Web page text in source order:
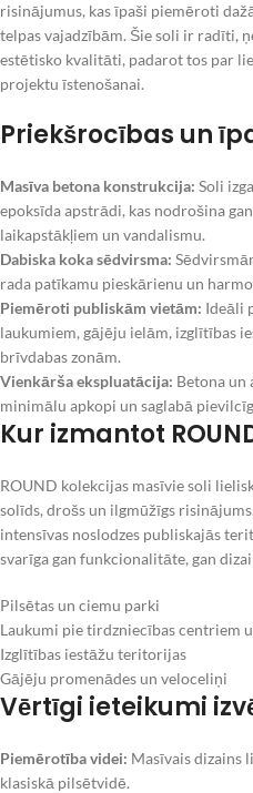
risinājumus, kas īpaši piemēroti
telpas vajadzībām. Šie soli ir radīti,
estētisko kvalitāti, padarot tos par
projektu īstenošanai.
Priekšrocības un
Masīva betona konstrukcija: Soli
epoksīda apstrādi, kas nodrošina
laikapstākļiem un vandalismu.
Dabiska koka sēdvirsma:
rada patīkamu pieskārienu un
Piemēroti publiskām vietām: Ideāli
laukumiem, gājēju ielām, izglītības
brīvdabas zonām.
Vienkārša ekspluatācija: Betona un
minimālu apkopi un saglabā
Kur izmantot
ROUND kolekcijas masīvie soli
solīds, drošs un ilgmūžīgs
intensīvas noslodzes publiskajās
svarīga gan funkcionalitāte, gan
Pilsētas un ciemu parki
Laukumi pie tirdzniecības centriem
Izglītības iestāžu teritorijas
Gājēju promenādes un veloceliņi
Vērtīgi ieteikumi
Piemērotība videi: Masīvais dizains
klasiskā pilsētvidē.